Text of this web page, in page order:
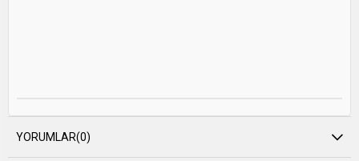
YORUMLAR(0)